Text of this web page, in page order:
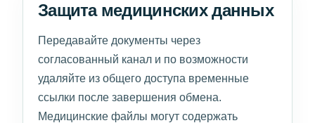
Защита медицинских данных
Передавайте документы через
согласованный канал и по возможности
удаляйте из общего доступа временные
ссылки после завершения обмена.
Медицинские файлы могут содержать